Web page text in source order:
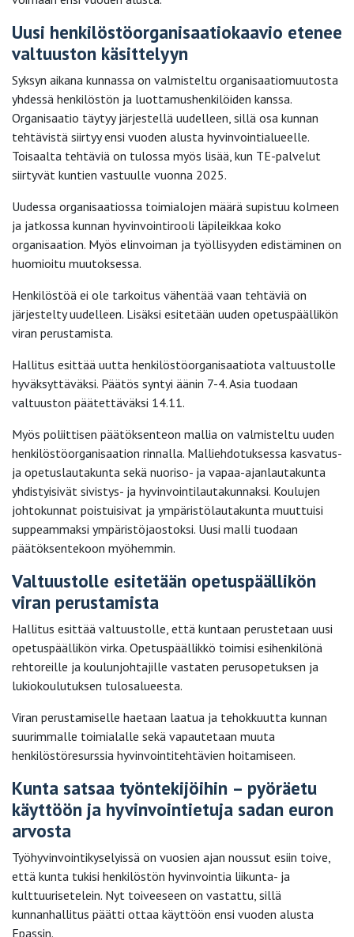
Uusi henkilöstöorganisaatiokaavio etenee
valtuuston käsittelyyn
Syksyn aikana kunnassa on valmisteltu organisaatiomuutosta
yhdessä henkilöstön ja luottamushenkilöiden kanssa.
Organisaatio täytyy järjestellä uudelleen, sillä osa kunnan
tehtävistä siirtyy ensi vuoden alusta hyvinvointialueelle.
Toisaalta tehtäviä on tulossa myös lisää, kun TE-palvelut
siirtyvät kuntien vastuulle vuonna 2025.
Uudessa organisaatiossa toimialojen määrä supistuu kolmeen
ja jatkossa kunnan hyvinvointirooli läpileikkaa koko
organisaation. Myös elinvoiman ja työllisyyden edistäminen on
huomioitu muutoksessa.
Henkilöstöä ei ole tarkoitus vähentää vaan tehtäviä on
järjestelty uudelleen. Lisäksi esitetään uuden opetuspäällikön
viran perustamista.
Hallitus esittää uutta henkilöstöorganisaatiota valtuustolle
hyväksyttäväksi. Päätös syntyi äänin 7-4. Asia tuodaan
valtuuston päätettäväksi 14.11.
Myös poliittisen päätöksenteon mallia on valmisteltu uuden
henkilöstöorganisaation rinnalla. Malliehdotuksessa kasvatus-
ja opetuslautakunta sekä nuoriso- ja vapaa-ajanlautakunta
yhdistyisivät sivistys- ja hyvinvointilautakunnaksi. Koulujen
johtokunnat poistuisivat ja ympäristölautakunta muuttuisi
suppeammaksi ympäristöjaostoksi. Uusi malli tuodaan
päätöksentekoon myöhemmin.
Valtuustolle esitetään opetuspäällikön
viran perustamista
Hallitus esittää valtuustolle, että kuntaan perustetaan uusi
opetuspäällikön virka. Opetuspäällikkö toimisi esihenkilönä
rehtoreille ja koulunjohtajille vastaten perusopetuksen ja
lukiokoulutuksen tulosalueesta.
Viran perustamiselle haetaan laatua ja tehokkuutta kunnan
suurimmalle toimialalle sekä vapautetaan muuta
henkilöstöresurssia hyvinvointitehtävien hoitamiseen.
Kunta satsaa työntekijöihin – pyöräetu
käyttöön ja hyvinvointietuja sadan euron
arvosta
Työhyvinvointikyselyissä on vuosien ajan noussut esiin toive,
että kunta tukisi henkilöstön hyvinvointia liikunta- ja
kulttuurisetelein. Nyt toiveeseen on vastattu, sillä
kunnanhallitus päätti ottaa käyttöön ensi vuoden alusta
Epassin.